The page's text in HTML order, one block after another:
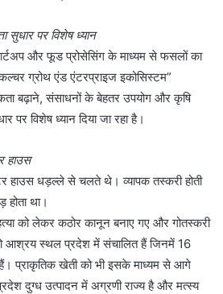
सुधार पर विशेष ध्यान
और फूड प्रोसेसिंग के माध्यम से फसलों का
ग्रोथ एंड एंटरप्राइज इकोसिस्टम”
बढ़ाने, संसाधनों के बेहतर उपयोग और कृषि
पर विशेष ध्यान दिया जा रहा है।
हाउस
हाउस धड़ल्ले से चलते थे। व्यापक तस्करी होती
था।
को लेकर कठोर कानून बनाए गए और गोतस्करी
आश्रय स्थल प्रदेश में संचालित हैं जिनमें 16
प्राकृतिक खेती को भी इसके माध्यम से आगे
दुग्ध उत्पादन में अग्रणी राज्य है और मत्स्य